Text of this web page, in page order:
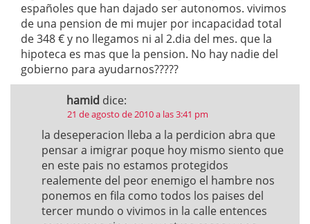
españoles que han dajado ser autonomos. vivimos
de una pension de mi mujer por incapacidad total
de 348 € y no llegamos ni al 2.dia del mes. que la
hipoteca es mas que la pension. No hay nadie del
gobierno para ayudarnos?????
hamid dice:
21 de agosto de 2010 a las 3:41 pm
la deseperacion lleba a la perdicion abra que
pensar a imigrar poque hoy mismo siento que
en este pais no estamos protegidos
realemente del peor enemigo el hambre nos
ponemos en fila como todos los paises del
tercer mundo o vivimos in la calle entences